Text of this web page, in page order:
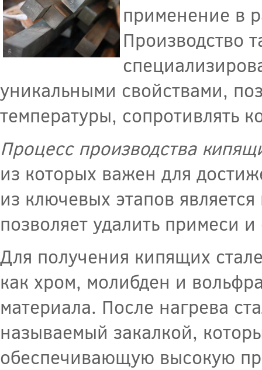
применение в
Производство
уникальными свойствами,
температуры, сопротивлять
Процесс производства
из которых важен для
из ключевых этапов
позволяет удалить примеси
Для получения кипящих
как хром, молибден и
материала. После нагрева
называемый закалкой,
обеспечивающую высокую